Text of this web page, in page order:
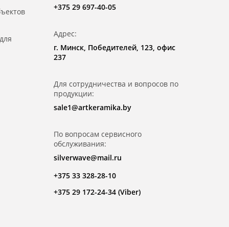
+375 29 697-40-05
Адрес:
г. Минск, Победителей, 123, офис
237
Для сотрудничества и вопросов по
продукции:
sale1@artkeramika.by
По вопросам сервисного
обслуживания:
silverwave@mail.ru
+375 33 328-28-10
+375 29 172-24-34 (Viber)